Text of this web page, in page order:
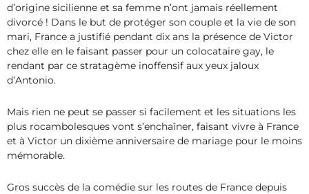
d’origine sicilienne et sa femme n’ont jamais réellement
divorcé ! Dans le but de protéger son couple et la vie de son
mari, France a justifié pendant dix ans la présence de Victor
chez elle en le faisant passer pour un colocataire gay, le
rendant par ce stratagème inoffensif aux yeux jaloux
d’Antonio.
Mais rien ne peut se passer si facilement et les situations les
plus rocambolesques vont s’enchaîner, faisant vivre à France
et à Victor un dixième anniversaire de mariage pour le moins
mémorable.
Gros succès de la comédie sur les routes de France depuis